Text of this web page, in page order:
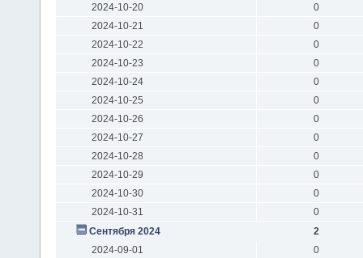
2024-10-20
0
2024-10-21
0
2024-10-22
0
2024-10-23
0
2024-10-24
0
2024-10-25
0
2024-10-26
0
2024-10-27
0
2024-10-28
0
2024-10-29
0
2024-10-30
0
2024-10-31
0
Сентября 2024
2
2024-09-01
0